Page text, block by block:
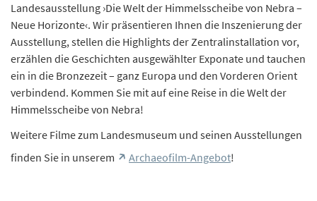
Landesausstellung ›Die Welt der Himmelsscheibe von Nebra –
Neue Horizonte‹. Wir präsentieren Ihnen die Inszenierung der
Ausstellung, stellen die Highlights der Zentralinstallation vor,
erzählen die Geschichten ausgewählter Exponate und tauchen
ein in die Bronzezeit – ganz Europa und den Vorderen Orient
verbindend. Kommen Sie mit auf eine Reise in die Welt der
Himmelsscheibe von Nebra!
Weitere Filme zum Landesmuseum und seinen Ausstellungen
finden Sie in unserem
Archaeofilm-Angebot!